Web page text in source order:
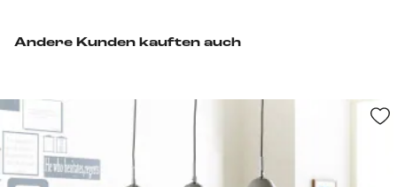
Andere Kunden kauften auch